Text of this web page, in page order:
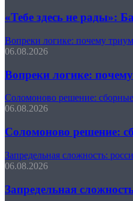
«Тебе здесь не рады»:
Вопреки логике: почему
06.08.2026
Вопреки логике:
Соломоново решение:
06.08.2026
Соломоново решение:
Запредельная сложность:
06.08.2026
Запредельная